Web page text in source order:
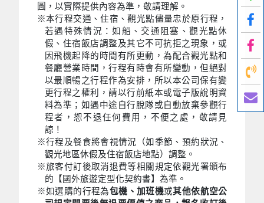
圖，以實際提供內容為準，敬請理解。
※本行程交通、住宿、觀光點儘量忠於原行程，
若遇特殊情況：如船、交通阻塞、觀光點休
假、住宿飯店調整及其它不可抗拒之現象，或
因飛機起降的時間有所更動，為配合觀光點和
餐廳營業時間，行程有時會有所變動，但絕對
以最順暢之行程作為安排，所以本公司保有變
更行程之權利，請以行前紙本或電子版說明資
料為準；如遇中途自行脫隊或自動放棄參觀行
程者，恕不退任何費用，不便之處，敬請見
諒！
※行程及餐食將會視情況（如季節、預約狀況、
觀光地區休假及住宿飯店地點）調整。
※旅客付訂後取消退費等相關規定依觀光署頒布
的【國外旅遊定型化契約書】為準。
※如選購的行程為包機、加班機或其他依航空公